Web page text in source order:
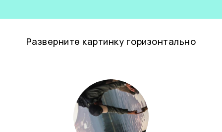
Разверните картинку горизонтально